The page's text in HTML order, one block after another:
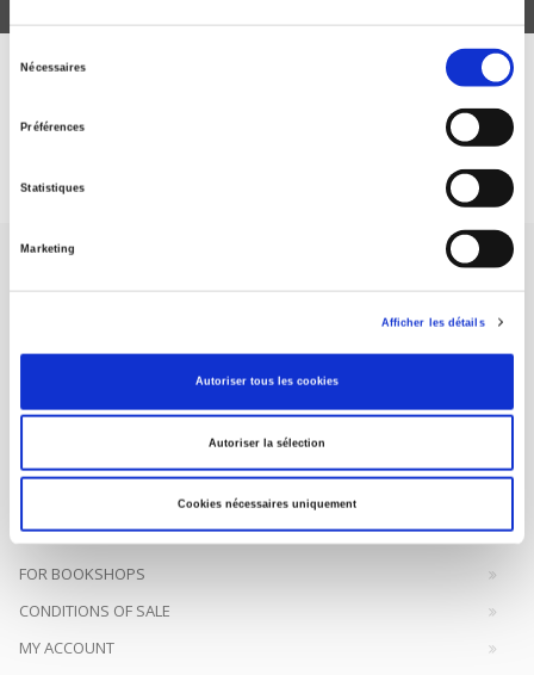
Nécessaires
Préférences
Statistiques
Marketing
Afficher les détails
Autoriser tous les cookies
Autoriser la sélection
Cookies nécessaires uniquement
SCIENCES PO UNIVERSITY PRESS has a threefold role: to publish
help public and political debate.continue
FOREIGN RIGHTS
FOR BOOKSHOPS
CONDITIONS OF SALE
MY ACCOUNT